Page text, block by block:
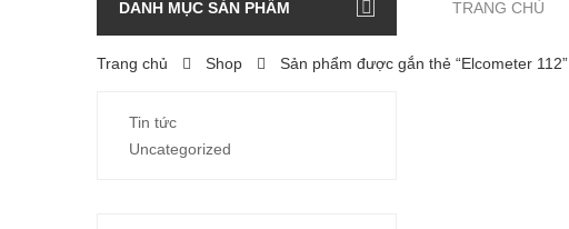
DANH MỤC SẢN PHẨM TRANG CHỦ
Trang chủ Shop Sản phẩm được gắn thẻ “Elcometer 112”
Tin tức
Uncategorized